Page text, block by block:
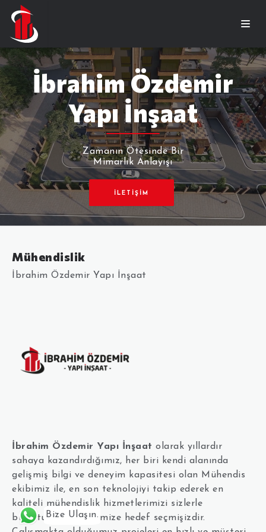
Mühendislik
İbrahim Özdemir Yapı İnşaat
İbrahim Özdemir Yapı İnşaat olarak yıllardır
sahaya kazandırdığımız, her biri kendi alanında
gelişmiş bilgi ve deneyim kapasitesi olan Mühendis
ekibimiz ile, en son teknolojiyi takip ederek en
kaliteli mühendislik hizmetlerimizi sizlerle
buluşturmayı kendimize hedef seçmişizdir.
İbrahim Özdemir
Yapı İnşaat
Zamanın Ötesinde Bir
Mimarlık Anlayışı
İLETIŞIM
Bize Ulaşın.